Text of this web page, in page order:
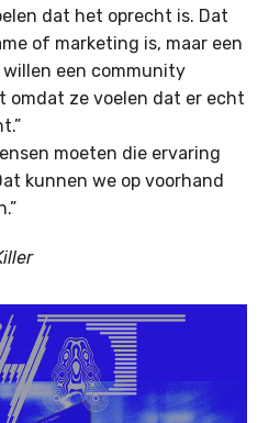
dat het oprecht is. Dat
of marketing is, maar een
een community
omdat ze voelen dat er echt
moeten die ervaring
kunnen we op voorhand